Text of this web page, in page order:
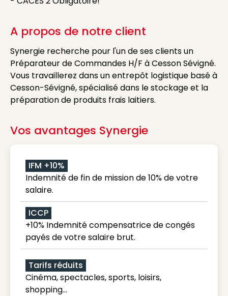
A propos de notre client
Synergie recherche pour l'un de ses clients un
Préparateur de Commandes H/F à Cesson Sévigné.
Vous travaillerez dans un entrepôt logistique basé à
Cesson-Sévigné, spécialisé dans le stockage et la
préparation de produits frais laitiers.
Vos avantages Synergie
IFM +10%
Indemnité de fin de mission de 10% de votre
salaire.
ICCP
+10% Indemnité compensatrice de congés
payés de votre salaire brut.
Tarifs réduits
Cinéma, spectacles, sports, loisirs,
shopping...